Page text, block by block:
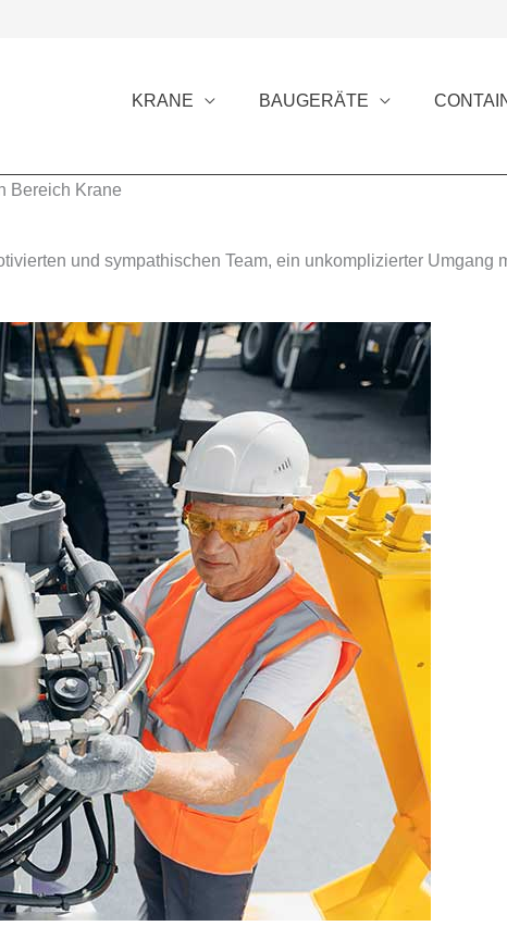
KRANE BAUGERÄTE
Bereich Krane
und sympathischen Team, ein unkomplizierter